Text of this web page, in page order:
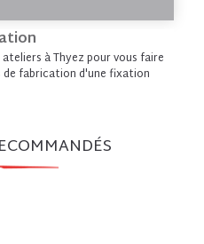
à Thyez pour vous faire
fabrication d'une fixation